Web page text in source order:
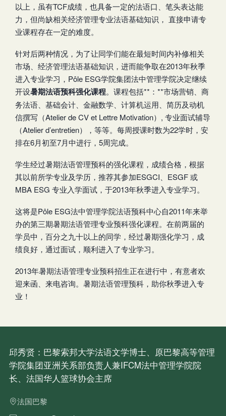
以上，虽有TCF成绩，也具备一定的法语口、笔头表达能
力，但尚缺相关经济管理专业法语基础知识， 直接申请专
业课程存在一定的难度。
针对后两种情况，为了让同学们能在最短时间内补修相关
市场、经济管理法语基础知识，进而能争取在2013年秋季
进入专业学习，Pôle ESG学院集团法中管理学院决定继续
开设暑期法语预科强化课程。课程包括**：**市场营销、商
务法语、基础会计、金融数学、计算机运用、简历及动机
信撰写（Atelier de CV et Lettre Motivation）, 专业面试辅导
（Atelier d’entretien），等等。每周授课时数为22学时，安
排在6月初至7月中进行，5周完成。
学生经过暑期法语管理预科的强化课程，成绩合格，根据
其以前所学专业及学历，推荐其参加ESGCI、ESGF 或
MBA ESG 专业入学面试，于2013年秋季进入专业学习。
这将是Pôle ESG法中管理学院法语预科中心自2011年来举
办的第三期暑期法语管理专业预科强化课程。在前两届的
学员中，百分之九十以上的同学，经过暑期强化学习，成
绩良好，通过面试，顺利进入了专业学习。
2013年暑期法语管理专业预科招生正在进行中，有意者欢
迎来函、来电咨询。暑期法语管理预科，助你秋季进入专
业！
邱秀贤：巴黎索邦大学法语文学博士、原巴黎高等管理
学院集团亚洲关系部负责人兼IFCM法中管理学院院
长、法国华人篮球协会主席
法国巴黎